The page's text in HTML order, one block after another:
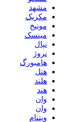
مشهد
مکزیک
مونیخ
مینسک
نپال
نروژ
هامبورگ
هتل
هلند
هند
وان
وان
ویتنام